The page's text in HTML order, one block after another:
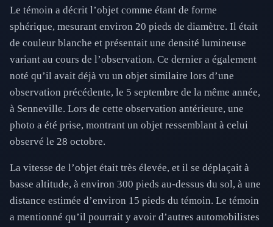
Le témoin a décrit l’objet comme étant de forme
sphérique, mesurant environ 20 pieds de diamètre. Il était
de couleur blanche et présentait une densité lumineuse
variant au cours de l’observation. Ce dernier a également
noté qu’il avait déjà vu un objet similaire lors d’une
observation précédente, le 5 septembre de la même année,
à Senneville. Lors de cette observation antérieure, une
photo a été prise, montrant un objet ressemblant à celui
observé le 28 octobre.
La vitesse de l’objet était très élevée, et il se déplaçait à
basse altitude, à environ 300 pieds au-dessus du sol, à une
distance estimée d’environ 15 pieds du témoin. Le témoin
a mentionné qu’il pourrait y avoir d’autres automobilistes